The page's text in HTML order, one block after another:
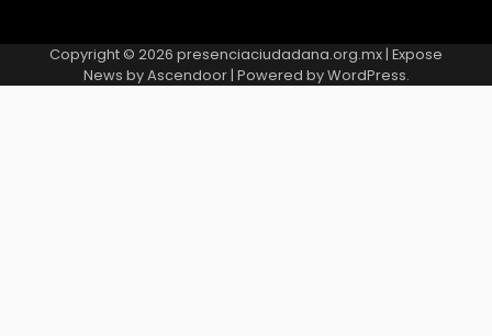
Copyright © 2026 presenciaciudadana.org.mx| Expose
News byAscendoor| Powered byWordPress.